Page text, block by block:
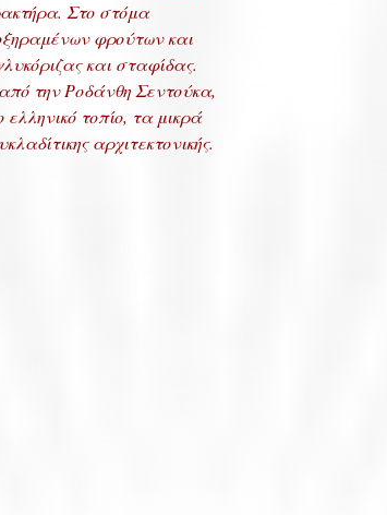
Στο στόμα
φρούτων και
και σταφίδας.
την Ροδάνθη Σεντούκα,
ελληνικό τοπίο, τα μικρά
αρχιτεκτονικής.